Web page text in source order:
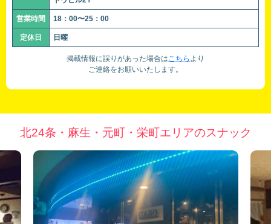
営業時間 18：00〜25：00
定休日 日曜
掲載情報に誤りがあった場合はこちら より
ご連絡をお願いいたします。
北24条・麻生・元町・栄町エリアのスナック